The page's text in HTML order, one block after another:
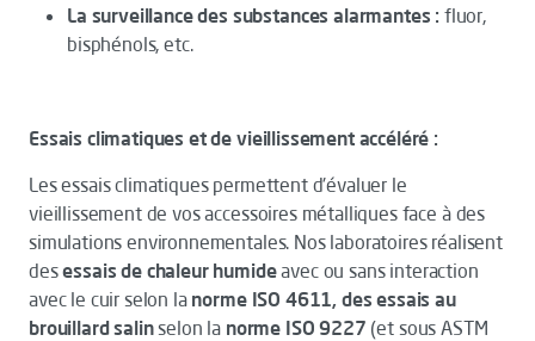
La surveillance des substances alarmantes : fluor,
bisphénols, etc.
Essais climatiques et de vieillissement accéléré :
Les essais climatiques permettent d'évaluer le
vieillissement de vos accessoires métalliques face à des
simulations environnementales. Nos laboratoires réalisent
desessais de chaleur humideavec ou sans interaction
avec le cuir selon lanorme ISO 4611, desessais au
brouillard salinselon la norme ISO 9227 (et sous ASTM